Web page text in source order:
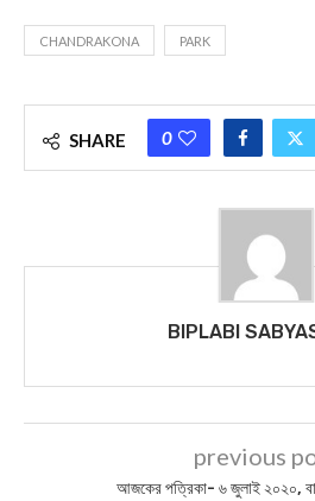
CHANDRAKONA PARK
SHARE 0
BIPLABI
previous
আজকের পত্রিকা- ৬ জুলাই ২০২০,